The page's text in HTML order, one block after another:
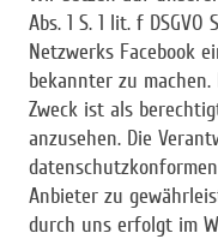
Abs. 1 S. 1 lit. f
Netzwerks Facebook
bekannter zu
Zweck ist als
anzusehen. Die
Anbieter zu
durch uns erfolgt im